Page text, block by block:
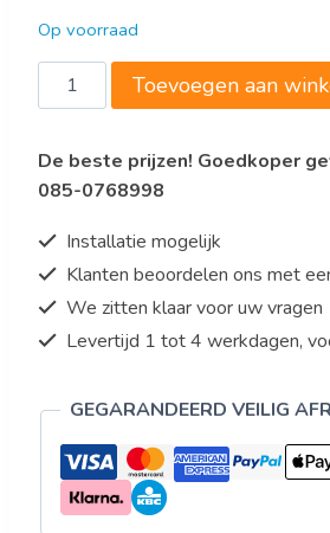
was:
€26,00.€15,60.
Op voorraad
Saro
Snijplank
Rood
aantal
Toevoegen aan
De beste prijzen! Goedkoper
085-0768998
Installatie mogelijk
Klanten beoordelen ons met
We zitten klaar voor uw vragen
Levertijd 1 tot 4 werkdagen,
GEGARANDEERD VEILIG